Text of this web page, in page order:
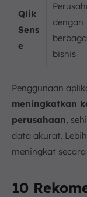
Qlik
Sens
e
dengan
bisnis
Penggunaan
meningkatkan
perusahaan,
data akurat.
meningkat
10